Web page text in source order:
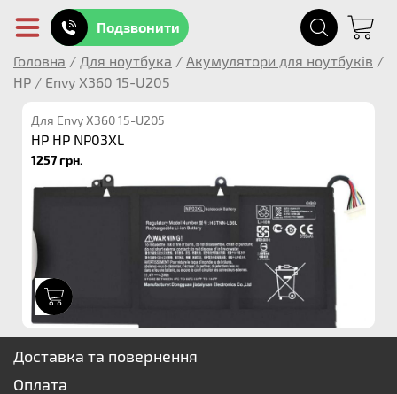
Подзвонити
Головна / Для ноутбука / Акумулятори для ноутбуків /
HP / Envy X360 15-U205
Для Envy X360 15-U205
HP HP NP03XL
1257 грн.
Доставка та повернення
Оплата